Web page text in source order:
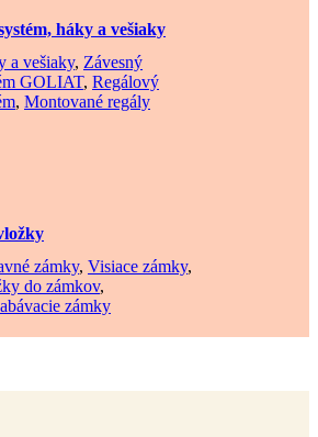
háky a vešiaky
a vešiaky, Závesný
GOLIAT, Regálový
, Montované regály
zámky, Visiace zámky,
do zámkov,
zámky